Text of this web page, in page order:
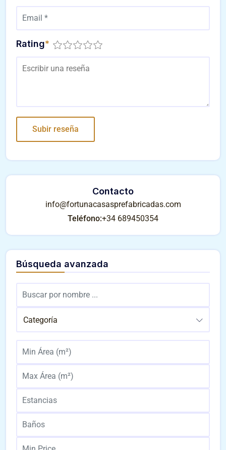
Rating*
Contacto
info@fortunacasasprefabricadas.com
Teléfono:+34 689450354
Búsqueda avanzada
Categoría